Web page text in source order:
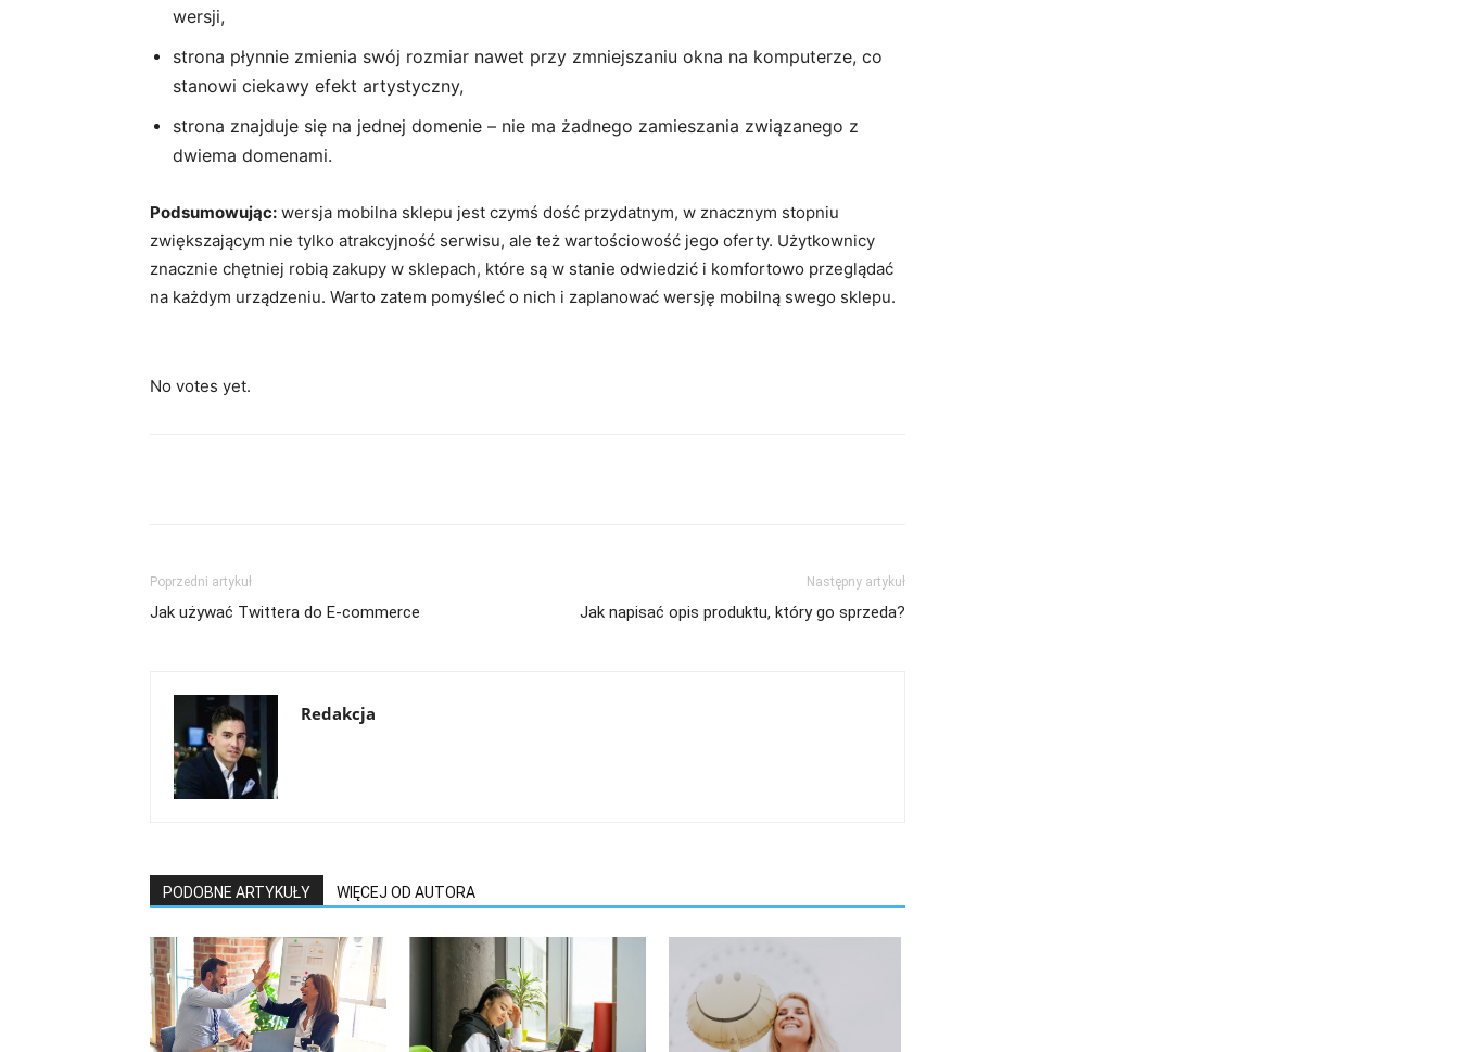
wersji,
strona płynnie zmienia swój rozmiar nawet przy zmniejszaniu okna na komputerze, co
stanowi ciekawy efekt artystyczny,
strona znajduje się na jednej domenie – nie ma żadnego zamieszania związanego z
dwiema domenami.
Podsumowując: wersja mobilna sklepu jest czymś dość przydatnym, w znacznym stopniu
zwiększającym nie tylko atrakcyjność serwisu, ale też wartościowość jego oferty. Użytkownicy
znacznie chętniej robią zakupy w sklepach, które są w stanie odwiedzić i komfortowo przeglądać
na każdym urządzeniu. Warto zatem pomyśleć o nich i zaplanować wersję mobilną swego sklepu.
No votes yet.
Poprzedni artykuł
Jak używać Twittera do E-commerce
Następny artykuł
Jak napisać opis produktu, który go sprzeda?
Redakcja
PODOBNE ARTYKUŁY WIĘCEJ OD AUTORA